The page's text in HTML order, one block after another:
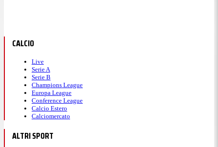
CALCIO
Live
Serie A
Serie B
Champions League
Europa League
Conference League
Calcio Estero
Calciomercato
ALTRI SPORT